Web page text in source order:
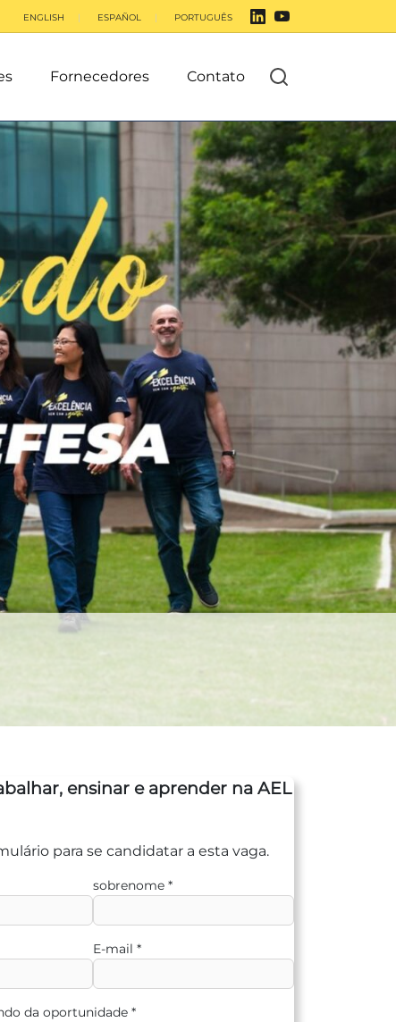
ENGLISH ESPAÑOL PORTUGUÊS
Fornecedores Contato
ensinar e aprender na AEL
para se candidatar a esta vaga.
sobrenome *
E-mail *
da oportunidade *